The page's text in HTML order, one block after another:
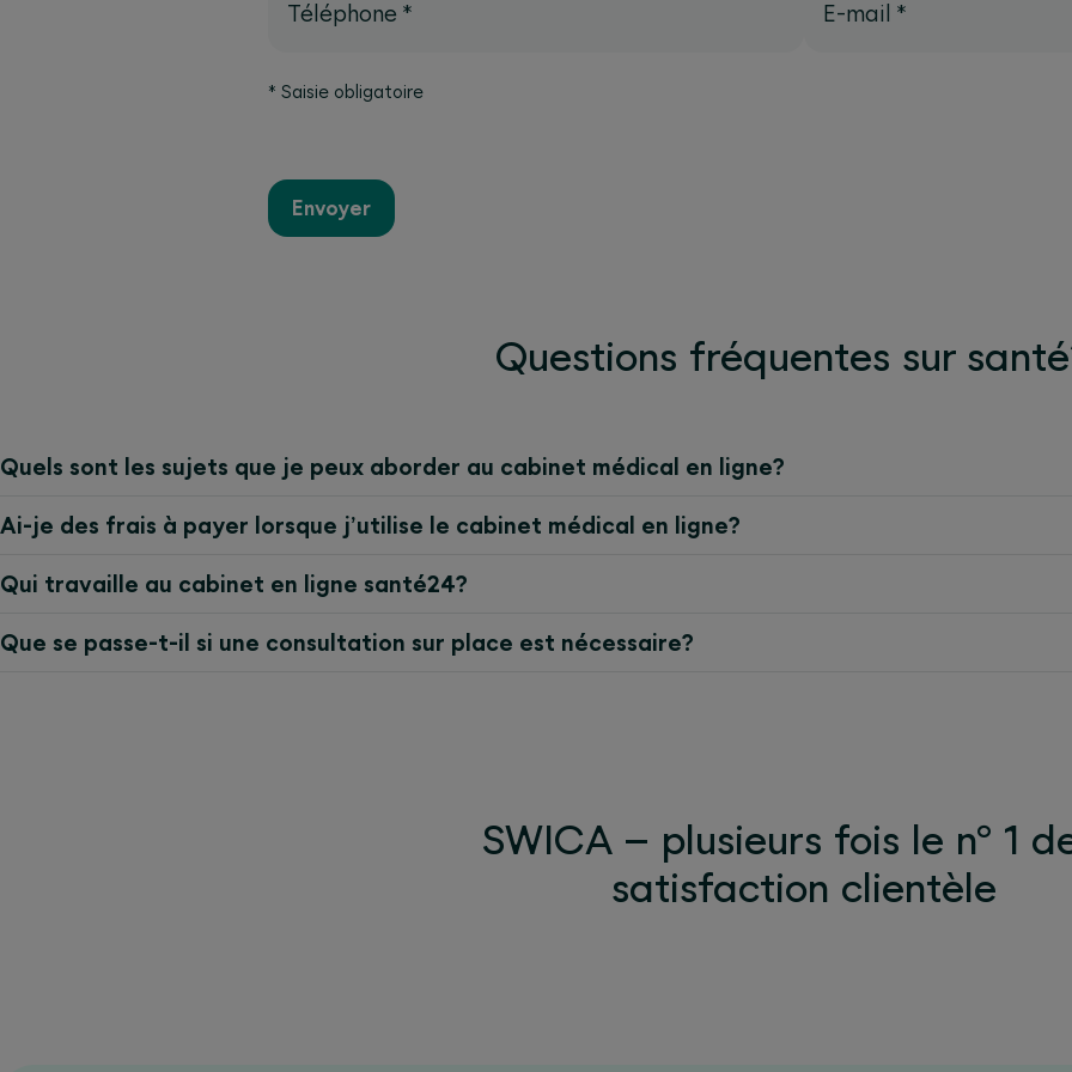
Téléphone * E-mail *
* Saisie obligatoire
Envoyer
Questions fréquentes sur
Quels sont les sujets que je peux aborder au cabinet médical en ligne?
Ai-je des frais à payer lorsque j’utilise le cabinet médical en ligne?
Qui travaille au cabinet en ligne santé24?
Que se passe-t-il si une consultation sur place est nécessaire?
SWICA – plusieurs fois le n° 1
satisfaction clientèle